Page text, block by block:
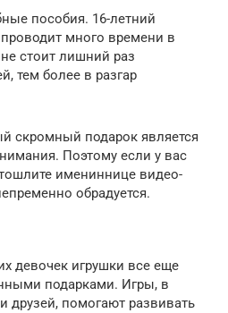
пособия. 16-летний
много времени в
стоит лишний раз
тем более в разгар
скромный подарок является
Поэтому если у вас
имениннице видео-
обрадуется.
девочек игрушки все еще
подарками. Игры, в
друзей, помогают развивать